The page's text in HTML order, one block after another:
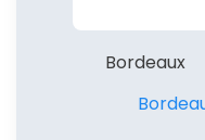
Bordeaux
ou